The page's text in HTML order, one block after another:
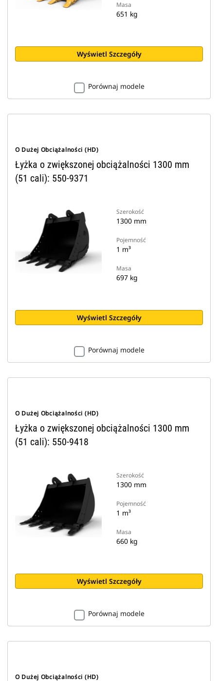
Masa
651 kg
Wyświetl Szczegóły
Porównaj modele
O Dużej Obciążalności (HD)
Łyżka o zwiększonej obciążalności 1300 mm
(51 cali): 550-9371
Szerokość
1300 mm
Pojemność
1 m³
Masa
697 kg
Wyświetl Szczegóły
Porównaj modele
O Dużej Obciążalności (HD)
Łyżka o zwiększonej obciążalności 1300 mm
(51 cali): 550-9418
Szerokość
1300 mm
Pojemność
1 m³
Masa
660 kg
Wyświetl Szczegóły
Porównaj modele
O Dużej Obciążalności (HD)